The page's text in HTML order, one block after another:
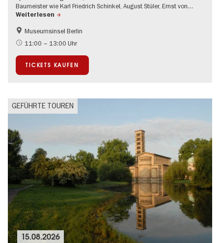
Baumeister wie Karl Friedrich Schinkel, August Stüler, Ernst von…
Weiterlesen
UNESCO Welterbe
Museumsinsel Berlin
11:00 – 13:00 Uhr
TICKETS KAUFEN
GEFÜHRTE TOUREN
15.08.2026